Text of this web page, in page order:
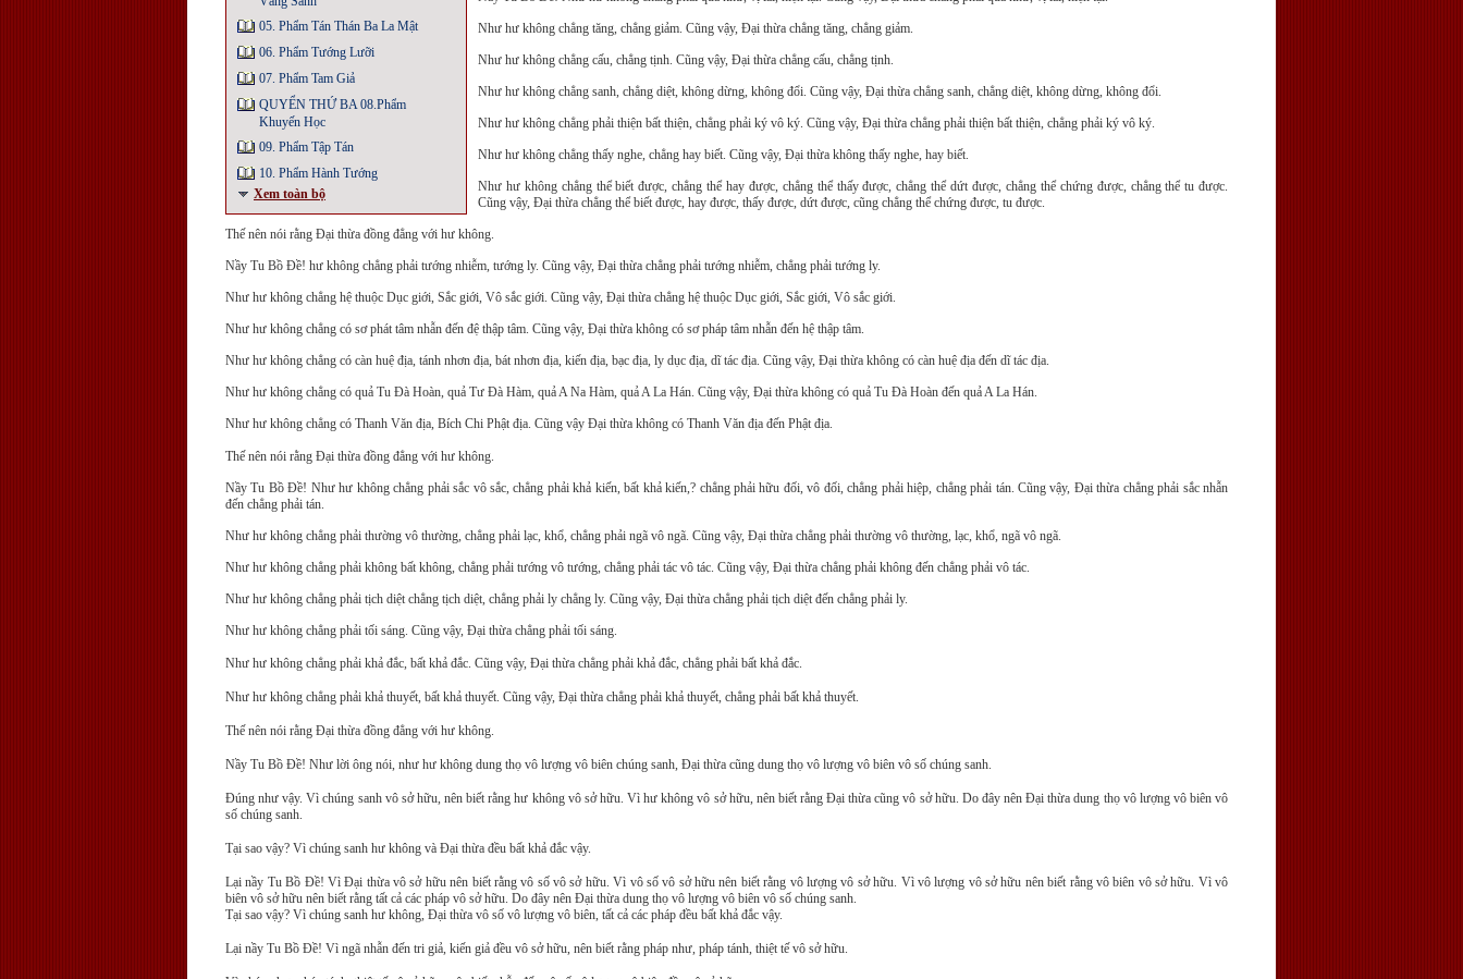
05. Phẩm Tán Thán Ba La Mật
06. Phẩm Tướng Lưỡi
07. Phẩm Tam Giả
QUYỂN THỨ BA 08.Phẩm
Khuyến Học
09. Phẩm Tập Tán
10. Phẩm Hành Tướng
Xem toàn bộ
Như hư không chẳng tăng, chẳng giảm. Cũng vậy, Ðại thừa chẳng tăng, chẳng giảm.
Như hư không chẳng cấu, chẳng tịnh. Cũng vậy, Ðại thừa chẳng cấu, chẳng tịnh.
Như hư không chẳng sanh, chẳng diệt, không dừng, không đổi. Cũng vậy, Ðại thừa chẳng sanh, chẳng diệt, không dừng, không đổi.
Như hư không chẳng phải thiện bất thiện, chẳng phải ký vô ký. Cũng vậy, Ðại thừa chẳng phải thiện bất thiện, chẳng phải ký vô ký.
Như hư không chẳng thấy nghe, chẳng hay biết. Cũng vậy, Ðại thừa không thấy nghe, hay biết.
Như hư không chẳng thể biết được, chẳng thể hay được, chẳng thể thấy được, chẳng thể dứt được, chẳng thể chứng được, chẳng thể tu được.
Cũng vậy, Ðại thừa chẳng thể biết được, hay được, thấy được, dứt được, cũng chẳng thể chứng được, tu được.
Thế nên nói rằng Ðại thừa đồng đẳng với hư không.
Nầy Tu Bồ Ðề! hư không chẳng phải tướng nhiễm, tướng ly. Cũng vậy, Ðại thừa chẳng phải tướng nhiễm, chẳng phải tướng ly.
Như hư không chẳng hệ thuộc Dục giới, Sắc giới, Vô sắc giới. Cũng vậy, Ðại thừa chẳng hệ thuộc Dục giới, Sắc giới, Vô sắc giới.
Như hư không chẳng có sơ phát tâm nhẫn đến đệ thập tâm. Cũng vậy, Ðại thừa không có sơ pháp tâm nhẫn đến hệ thập tâm.
Như hư không chẳng có càn huệ địa, tánh nhơn địa, bát nhơn địa, kiến địa, bạc địa, ly dục địa, dĩ tác địa. Cũng vậy, Ðại thừa không có càn huệ địa đến dĩ tác địa.
Như hư không chẳng có quả Tu Ðà Hoàn, quả Tư Ðà Hàm, quả A Na Hàm, quả A La Hán. Cũng vậy, Ðại thừa không có quả Tu Ðà Hoàn đến quả A La Hán.
Như hư không chẳng có Thanh Văn địa, Bích Chi Phật địa. Cũng vậy Ðại thừa không có Thanh Văn địa đến Phật địa.
Thế nên nói rằng Ðại thừa đồng đẳng với hư không.
Nầy Tu Bồ Ðề! Như hư không chẳng phải sắc vô sắc, chẳng phải khả kiến, bất khả kiến,? chẳng phải hữu đối, vô đối, chẳng phải hiệp, chẳng phải tán. Cũng vậy, Ðại thừa chẳng phải sắc nhẫn
đến chẳng phải tán.
Như hư không chẳng phải thường vô thường, chẳng phải lạc, khổ, chẳng phải ngã vô ngã. Cũng vậy, Ðại thừa chẳng phải thường vô thường, lạc, khổ, ngã vô ngã.
Như hư không chẳng phải không bất không, chẳng phải tướng vô tướng, chẳng phải tác vô tác. Cũng vậy, Ðại thừa chẳng phải không đến chẳng phải vô tác.
Như hư không chẳng phải tịch diệt chẳng tịch diệt, chẳng phải ly chẳng ly. Cũng vậy, Ðại thừa chẳng phải tịch diệt đến chẳng phải ly.
Như hư không chẳng phải tối sáng. Cũng vậy, Ðại thừa chẳng phải tối sáng.
Như hư không chẳng phải khả đắc, bất khả đắc. Cũng vậy, Ðại thừa chẳng phải khả đắc, chẳng phải bất khả đắc.
Như hư không chẳng phải khả thuyết, bất khả thuyết. Cũng vậy, Ðại thừa chẳng phải khả thuyết, chẳng phải bất khả thuyết.
Thế nên nói rằng Ðại thừa đồng đẳng với hư không.
Nầy Tu Bồ Ðề! Như lời ông nói, như hư không dung thọ vô lượng vô biên chúng sanh, Ðại thừa cũng dung thọ vô lượng vô biên vô số chúng sanh.
Ðúng như vậy. Vì chúng sanh vô sở hữu, nên biết rằng hư không vô sở hữu. Vì hư không vô sở hữu, nên biết rằng Ðại thừa cũng vô sở hữu. Do đây nên Ðại thừa dung thọ vô lượng vô biên vô
số chúng sanh.
Tại sao vậy? Vì chúng sanh hư không và Ðại thừa đều bất khả đắc vậy.
Lại nầy Tu Bồ Ðề! Vì Ðại thừa vô sở hữu nên biết rằng vô số vô sở hữu. Vì vô số vô sở hữu nên biết rằng vô lượng vô sở hữu. Vì vô lượng vô sở hữu nên biết rằng vô biên vô sở hữu. Vì vô
biên vô sở hữu nên biết rằng tất cả các pháp vô sở hữu. Do đây nên Ðại thừa dung thọ vô lượng vô biên vô số chúng sanh.
Tại sao vậy? Vì chúng sanh hư không, Ðại thừa vô số vô lượng vô biên, tất cả các pháp đều bất khả đắc vậy.
Lại nầy Tu Bồ Ðề! Vì ngã nhẫn đến tri giả, kiến giả đều vô sở hữu, nên biết rằng pháp như, pháp tánh, thiệt tế vô sở hữu.